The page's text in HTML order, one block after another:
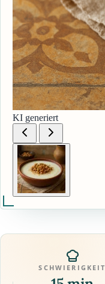
KI generiert
SCHWIERIGKEIT